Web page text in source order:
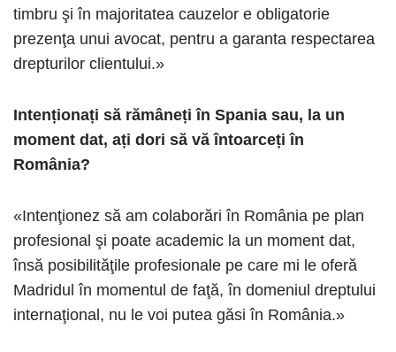
timbru şi în majoritatea cauzelor e obligatorie
prezenţa unui avocat, pentru a garanta respectarea
drepturilor clientului.»
Intenționați să rămâneți în Spania sau, la un
moment dat, ați dori să vă întoarceți în
România?
«Intenţionez să am colaborări în România pe plan
profesional şi poate academic la un moment dat,
însă posibilităţile profesionale pe care mi le oferă
Madridul în momentul de faţă, în domeniul dreptului
internaţional, nu le voi putea găsi în România.»